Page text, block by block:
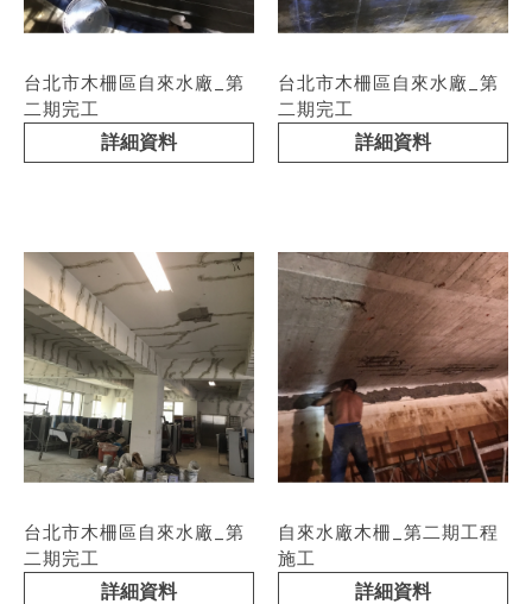
台北市木柵區自來水廠_第
二期完工
詳細資料
台北市木柵區自來水廠_第
二期完工
詳細資料
台北市木柵區自來水廠_第
二期完工
詳細資料
自來水廠木柵_第二期工程
施工
詳細資料